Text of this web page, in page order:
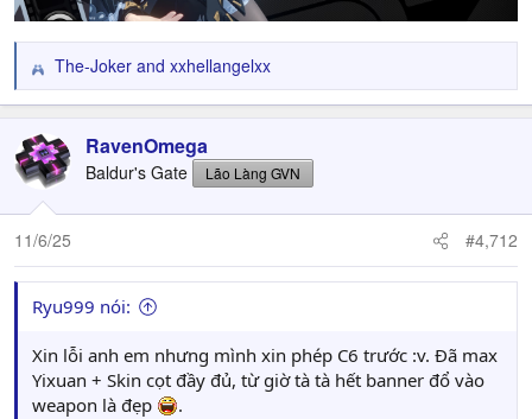
R
e
c
t
i
o
n
:
The-Joker and xxhellangelxx
RavenOmega
Baldur's Gate Lão Làng GVN
11/6/25 #4,712
Ryu999 nói:
Xin lỗi anh em nhưng mình xin phép C6 trước :v. Đã max
Yixuan + Skin cọt đầy đủ, từ giờ tà tà hết banner đổ vào
weapon là đẹp
.